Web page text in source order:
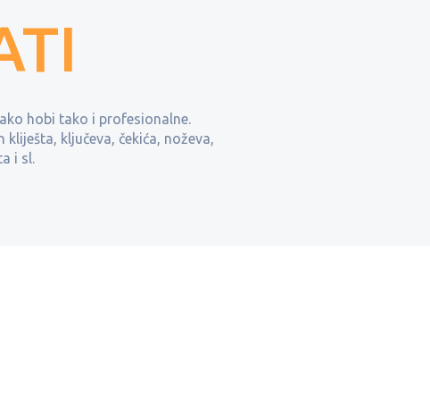
hobi tako i profesionalne.
ključeva, čekića, noževa,
i sl.